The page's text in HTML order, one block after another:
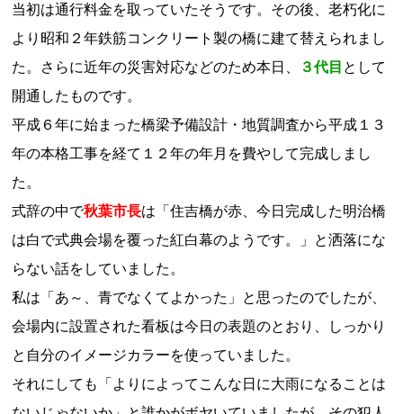
当初は通行料金を取っていたそうです。その後、老朽化に
より昭和２年鉄筋コンクリート製の橋に建て替えられまし
た。さらに近年の災害対応などのため本日、
３代目 として
開通したものです。
平成６年に始まった橋梁予備設計・地質調査から平成１３
年の本格工事を経て１２年の年月を費やして完成しまし
た。
式辞の中で秋葉市長は「住吉橋が赤、今日完成した明治橋
は白で式典会場を覆った紅白幕のようです。」と洒落にな
らない話をしていました。
私は「あ～、青でなくてよかった」と思ったのでしたが、
会場内に設置された看板は今日の表題のとおり、しっかり
と自分のイメージカラーを使っていました。
それにしても「よりによってこんな日に大雨になることは